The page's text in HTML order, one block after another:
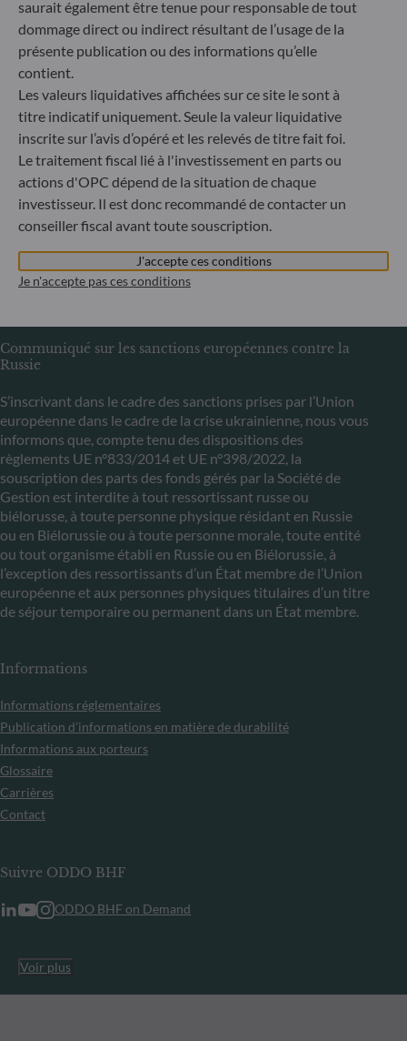
Bundesanstalt für Finanzdienstleistungsaufsicht (« BaFin »)
Enregistrement commercial : HRB 11971 tribunal local de
Düsseldorf
ODDO BHF Asset Management LUX
6, rue Gabriel Lippmann
L-5365 Munsbach
Luxembourg
+352 45 76 76 245
Enregistré au registre du commerce et des sociétés de
Luxembourg sous le numéro B 29891 Agréé et supervisé
par la commission de Surveillance du Secteur Financier
(CSSF)
Communiqué sur les sanctions européennes contre la
Russie
S’inscrivant dans le cadre des sanctions prises par l’Union
européenne dans le cadre de la crise ukrainienne, nous vous
informons que, compte tenu des dispositions des
règlements UE n°833/2014 et UE n°398/2022, la
souscription des parts des fonds gérés par la Société de
Gestion est interdite à tout ressortissant russe ou
biélorusse, à toute personne physique résidant en Russie
ou en Biélorussie ou à toute personne morale, toute entité
ou tout organisme établi en Russie ou en Biélorussie, à
l’exception des ressortissants d’un État membre de l’Union
européenne et aux personnes physiques titulaires d’un titre
de séjour temporaire ou permanent dans un État membre.
Informations
Informations réglementaires
Publication d’informations en matière de durabilité
Informations aux porteurs
Glossaire
Carrières
Contact
Suivre ODDO BHF
ODDO BHF on Demand
Voir plus
saurait également être tenue pour responsable de tout
dommage direct ou indirect résultant de l’usage de la
présente publication ou des informations qu’elle
contient.
Les valeurs liquidatives affichées sur ce site le sont à
titre indicatif uniquement. Seule la valeur liquidative
inscrite sur l’avis d’opéré et les relevés de titre fait foi.
Le traitement fiscal lié à l'investissement en parts ou
actions d'OPC dépend de la situation de chaque
investisseur. Il est donc recommandé de contacter un
conseiller fiscal avant toute souscription.
J'accepte ces conditions
Je n'accepte pas ces conditions